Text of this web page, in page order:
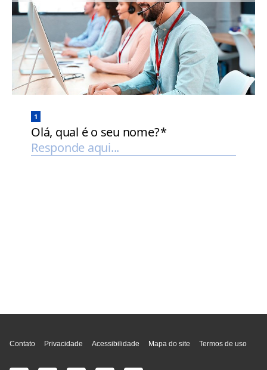
Contato Privacidade Acessibilidade Mapa do site Termos de uso